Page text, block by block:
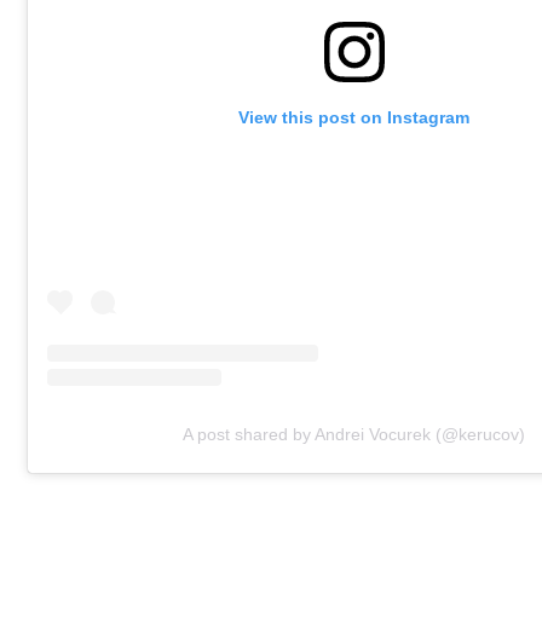
View this post on Instagram
A post shared by Andrei Vocurek (@kerucov)